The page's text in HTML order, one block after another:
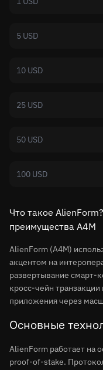
5 USD
10 USD
25 USD
50 USD
100 USD
Что такое
преимущества A4M
AlienForm (A4M)
акцентом на
развертывание смарт-
кросс-чейн
приложения через
Основные
AlienForm работает на
proof-of-stake.